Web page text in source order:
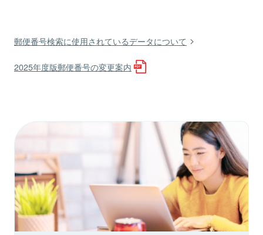
郵便番号検索に使用されているデータについて
2025年度版郵便番号の変更案内